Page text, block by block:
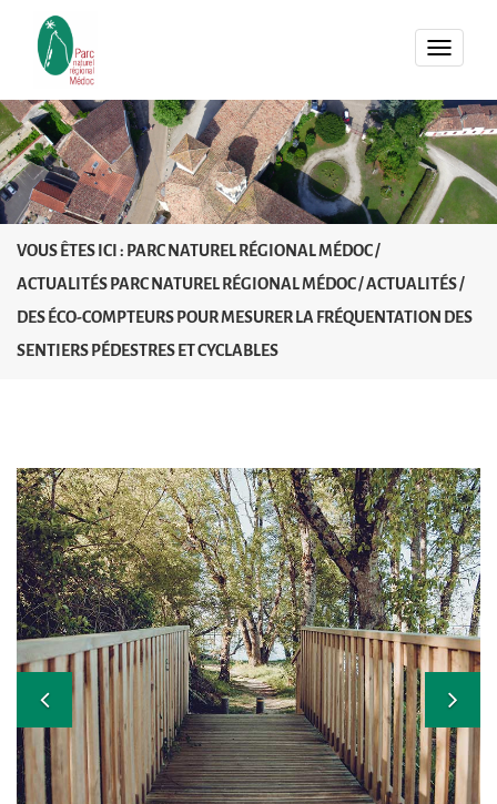
MENU
VOUS ÊTES ICI : PARC NATUREL RÉGIONAL MÉDOC/
ACTUALITÉS PARC NATUREL RÉGIONAL MÉDOC/ACTUALITÉS/
DES ÉCO-COMPTEURS POUR MESURER LA FRÉQUENTATION DES
SENTIERS PÉDESTRES ET CYCLABLES